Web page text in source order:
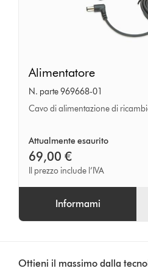
Alimentatore
N. parte 969668-01
Cavo di alimentazione di
Attualmente esaurito
69,00 €
Il prezzo include l’IVA
Informami
Ottieni il massimo dalla